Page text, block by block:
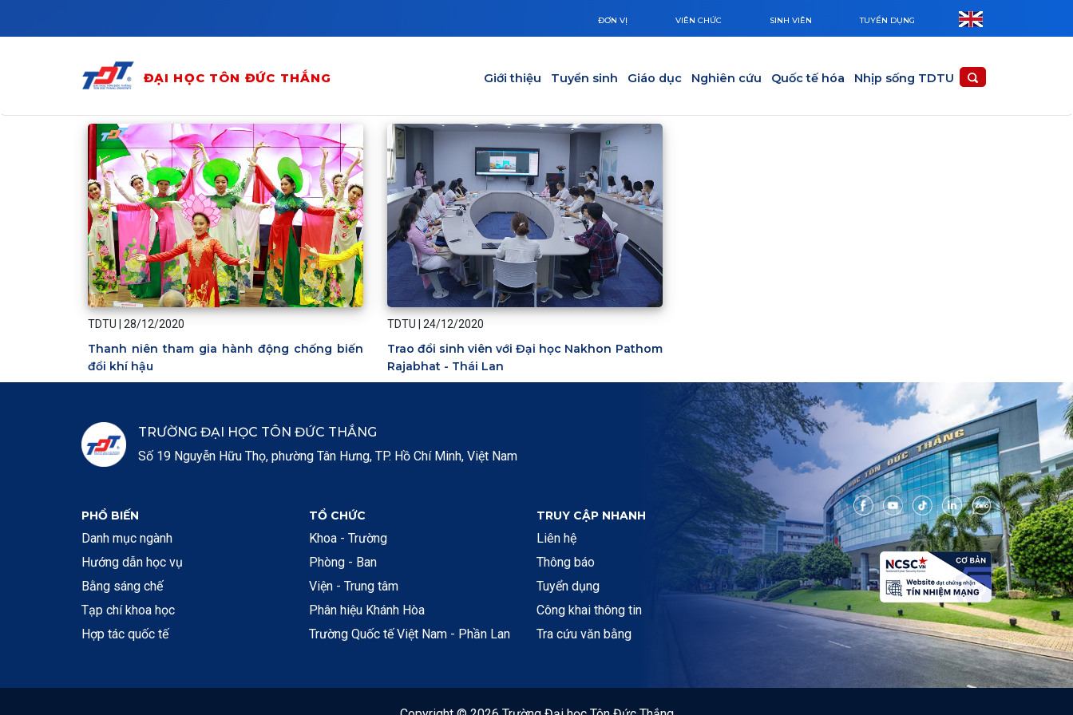
ĐƠN VỊ VIÊN CHỨC SINH VIÊN TUYỂN DỤNG
ĐẠI HỌC TÔN ĐỨC THẮNG Giới thiệu Tuyển sinh Giáo dục Nghiên cứu Quốc tế hóa Nhịp sống TDTU
TDTU 28/12/2020
Thanh niên tham gia hành động chống biến
đổi khí hậu
TDTU 24/12/2020
Trao đổi sinh viên với Đại học Nakhon Pathom
Rajabhat - Thái Lan
TRƯỜNG ĐẠI HỌC TÔN ĐỨC THẮNG
Số 19 Nguyễn Hữu Thọ, phường Tân Hưng, TP. Hồ Chí Minh, Việt Nam
PHỔ BIẾN
Danh mục ngành
Hướng dẫn học vụ
Bằng sáng chế
Tạp chí khoa học
Hợp tác quốc tế
TỔ CHỨC
Khoa - Trường
Phòng - Ban
Viện - Trung tâm
Phân hiệu Khánh Hòa
Trường Quốc tế Việt Nam - Phần Lan
TRUY CẬP NHANH
Liên hệ
Thông báo
Tuyển dụng
Công khai thông tin
Tra cứu văn bằng